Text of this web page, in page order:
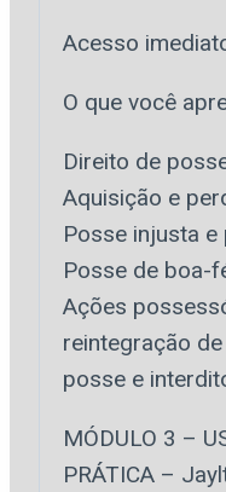
Acesso
O que você
Direito de
Aquisição e
Posse injusta
Posse de boa-
Ações
reintegração
posse e
MÓDULO 3 –
PRÁTICA –